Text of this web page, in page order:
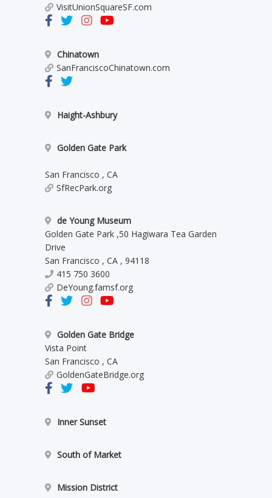
VisitUnionSquareSF.com
Chinatown
SanFranciscoChinatown.com
Haight-Ashbury
Golden Gate Park
San Francisco , CA
SfRecPark.org
de Young Museum
Golden Gate Park ,50 Hagiwara Tea Garden
Drive
San Francisco , CA , 94118
415 750 3600
DeYoung.famsf.org
Golden Gate Bridge
Vista Point
San Francisco , CA
GoldenGateBridge.org
Inner Sunset
South of Market
Mission District